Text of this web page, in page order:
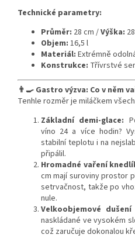
Technické parametry:
Průměr: 28 cm /Výška:
Objem: 16,5 l
Materiál: Extrémně
Konstrukce: Třívrstvé
👨‍🍳 Gastro výzva: Co v něm
Tenhle rozměr je miláčkem
Základní demi-glace:
víno 24 a více hodin?
stabilní teplotu i na
připálil.
Hromadné vaření
cm mají suroviny prostor
setrvačnost, takže po
nule.
Velkoobjemové
naskládané ve vysokém
což zaručuje dokonalou